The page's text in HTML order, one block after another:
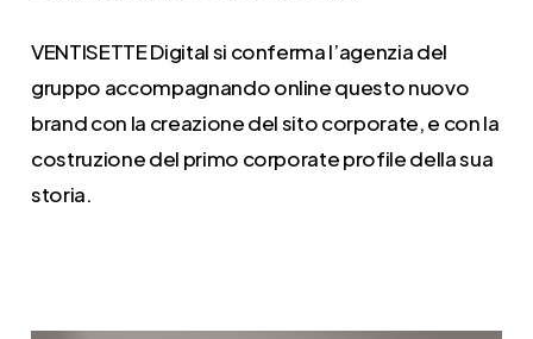
VENTISETTE Digital si conferma l’agenzia del
gruppo accompagnando online questo nuovo
brand con la creazione del sito corporate, e con la
costruzione del primo corporate profile della sua
storia.